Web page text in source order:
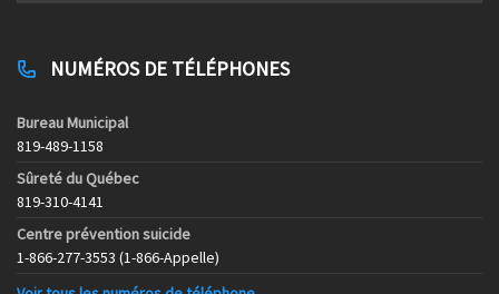
NUMÉROS DE TÉLÉPHONES
Bureau Municipal
819-489-1158
Sûreté du Québec
819-310-4141
Centre prévention suicide
1-866-277-3553 (1-866-Appelle)